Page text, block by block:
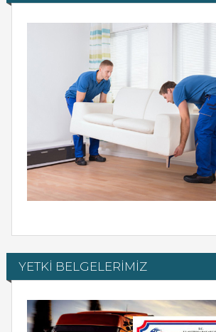
YETKİ BELGELERİMİZ